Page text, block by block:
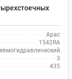
Apac
1542RA
3
435